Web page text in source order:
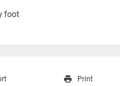
foot
Print